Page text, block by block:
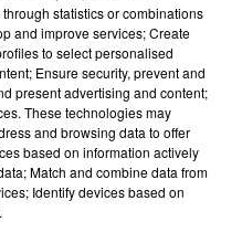
ni de la Caisse
(CNAF) ».
statistics or combinations
and improve services; Create
to select personalised
Ensure security, prevent and
present advertising and content;
These technologies may
and browsing data to offer
based on information actively
Match and combine data from
Identify devices based on